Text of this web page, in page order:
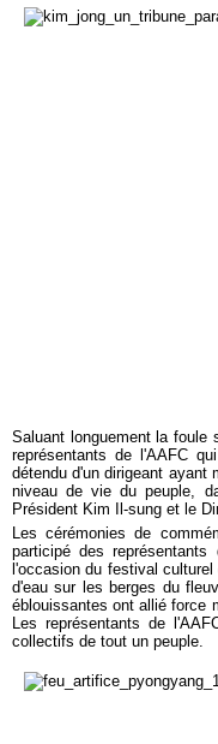
Saluant longuement la foule
représentants de l'AAFC
détendu d'un dirigeant ayant
niveau de vie du peuple,
Président Kim Il-sung et le
Les cérémonies de
participé des
l'occasion du festival
d'eau sur les berges du
éblouissantes ont allié force
Les représentants de
collectifs de tout un peuple.